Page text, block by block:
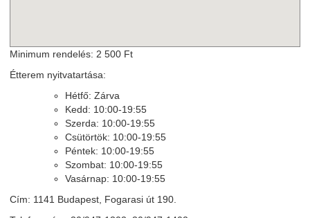
Minimum rendelés: 2 500 Ft
Étterem nyitvatartása:
Hétfő: Zárva
Kedd: 10:00-19:55
Szerda: 10:00-19:55
Csütörtök: 10:00-19:55
Péntek: 10:00-19:55
Szombat: 10:00-19:55
Vasárnap: 10:00-19:55
Cím: 1141 Budapest, Fogarasi út 190.